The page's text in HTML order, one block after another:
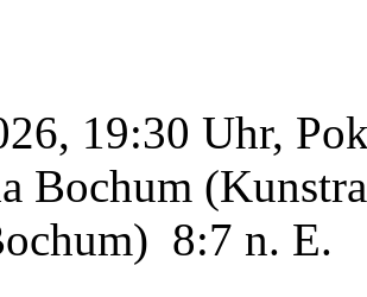
19:30 Uhr,
Bochum
8:7 n. E.